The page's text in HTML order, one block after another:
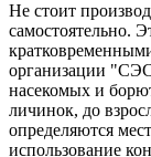
Не стоит
самостоятельно.
организации
насекомых и
личинок, до
определяются
использование